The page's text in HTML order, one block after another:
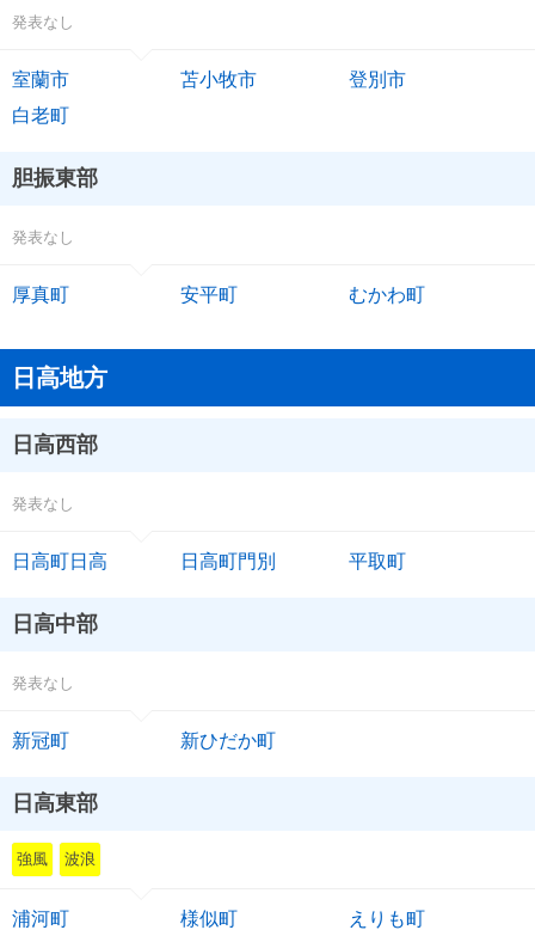
発表なし
室蘭市 苫小牧市
登別市
白老町
胆振東部
発表なし
厚真町 安平町 むかわ町
日高地方
日高西部
発表なし
日高町日高 日高町門別 平取町
日高中部
発表なし
新冠町 新ひだか町
日高東部
強風 波浪
浦河町 様似町 えりも町